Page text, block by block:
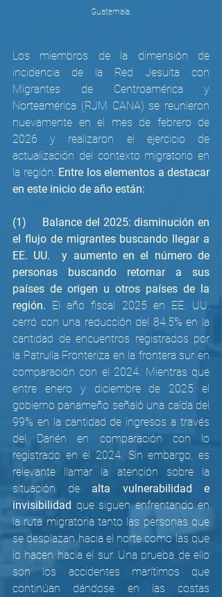
Guatemala.
Los miembros de la dimensión de
incidencia de la Red Jesuita con
Migrantes de Centroamérica y
Norteamérica (RJM CANA) se reunieron
nuevamente en el mes de febrero de
2026 y realizaron el ejercicio de
actualización del contexto migratorio en
la región. Entre los elementos a destacar
en este inicio de año están:
(1)     Balance del 2025: disminución en
el flujo de migrantes buscando llegar a
EE. UU.  y aumento en el número de
personas buscando retornar a sus
países de origen u otros países de la
región. El año fiscal 2025 en EE. UU.
cerró con una reducción del 84.5% en la
cantidad de encuentros registrados por
la Patrulla Fronteriza en la frontera sur en
comparación con el 2024. Mientras que
entre enero y diciembre de 2025 el
gobierno panameño señaló una caída del
99% en la cantidad de ingresos a través
del Darién en comparación con lo
registrado en el 2024. Sin embargo, es
relevante llamar la atención sobre la
situación de alta vulnerabilidad e
invisibilidad que siguen enfrentando en
la ruta migratoria tanto las personas que
se desplazan hacia el norte como las que
lo hacen hacia el sur. Una prueba de ello
son los accidentes marítimos que
continúan dándose en las costas